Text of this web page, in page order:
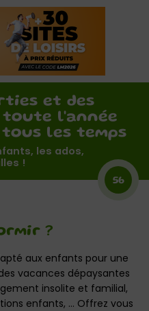
et des
l'année
les temps
les ados,
!
56
?
aux enfants pour une
vacances dépaysantes
insolite et familial,
enfants, … Offrez vous